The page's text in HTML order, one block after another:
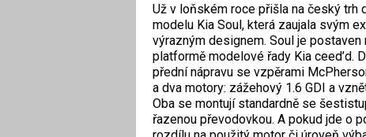
Už v loňském roce přišla na český trh
modelu Kia Soul, která zaujala svým
výrazným designem. Soul je
platformě modelové řady Kia ceed’d.
přední nápravu se vzpěrami
a dva motory: zážehový 1.6 GDI a
Oba se montují standardně se
řazenou převodovkou. A pokud jde o